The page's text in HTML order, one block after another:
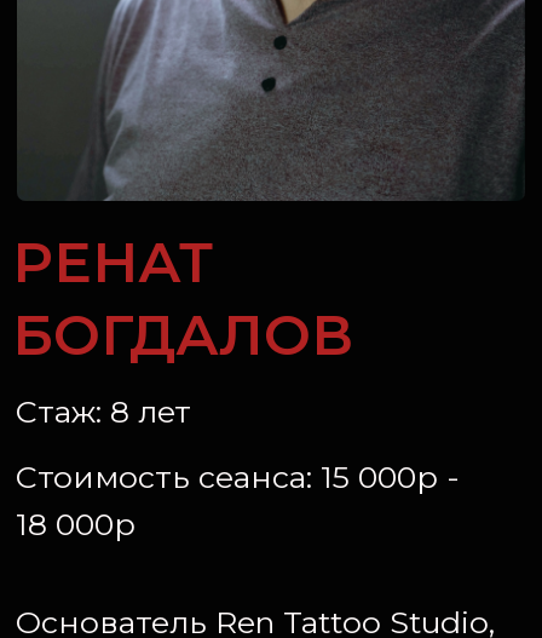
РЕНАТ
БОГДАЛОВ
Основатель Ren Tattoo Studio,
ведущий мастер с большим
опытом. Основные стили:
Биомеханика. Занимается
сложности тату и шрамов.
Забьет идеальный рукав,
штанину и вообще все тело
Стаж: 8 лет
Стоимость сеанса: 15 000р -
18 000р